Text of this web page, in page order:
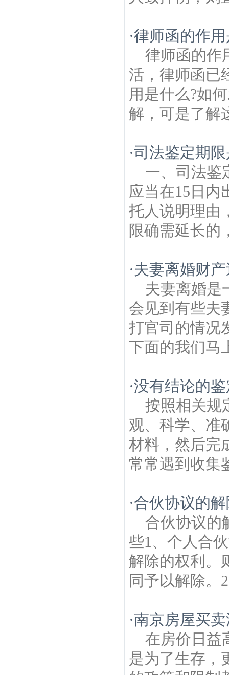
·律师函的作
律师函的作
活，律师函已
用是什么?如
解，可是了解
·司法鉴定期
一、司法鉴
应当在15日内
托人说明理由
限确需延长的
·夫妻离婚财
夫妻离婚是
会见到有些夫
打官司的情况
下面的我们马
·没有结论的
按照相关规
观、科学、准
材料，然后完
常常遇到收集
·合伙协议的
合伙协议的
些1、个人合
解除的权利。
同予以解除。
·南京房屋买
在房价日益
是为了生存，